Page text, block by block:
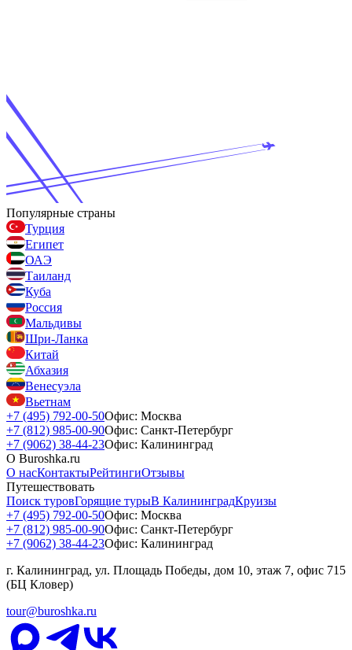
Популярные страны
Турция
Египет
ОАЭ
Таиланд
Куба
Россия
Мальдивы
Шри-Ланка
Китай
Абхазия
Венесуэла
Вьетнам
+7 (495) 792-00-50Офис: Москва
+7 (812) 985-00-90Офис: Санкт-Петербург
+7 (9062) 38-44-23Офис: Калининград
О Buroshka.ru
О насКонтактыРейтингиОтзывы
Путешествовать
Поиск туровГорящие турыВ КалининградКруизы
+7 (495) 792-00-50Офис: Москва
+7 (812) 985-00-90Офис: Санкт-Петербург
+7 (9062) 38-44-23Офис: Калининград
г. Калининград, ул. Площадь Победы, дом 10, этаж 7, офис 715
(БЦ Кловер)
tour@buroshka.ru